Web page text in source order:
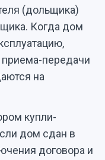
(дольщика)
Когда дом
передачи
на
купли-
дом сдан в
договора и